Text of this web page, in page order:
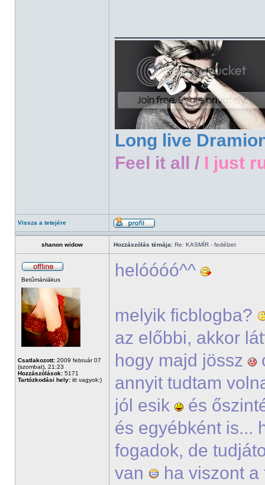
Long live
Feel it all / I just
Vissza a tetejére
shanon widow Hozzászólás témája: Re: KASMÍR - fedélzet
Betűmániákus
Csatlakozott: 2009 február 07
(szombat), 21:23
Hozzászólások: 5171
Tartózkodási hely: itt vagyok:)
helóóóó^^
melyik ficblogba?
az előbbi, akkor
hogy majd jössz
annyit tudtam
jól esik
és
és egyébként is...
fogadok, de
van
ha viszont